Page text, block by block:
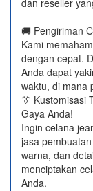
dan reseller
🚚 Pengiriman
Kami
dengan cepat.
Anda dapat
waktu, di mana
👔 Kustomisasi
Gaya Anda!
Ingin celana
jasa
warna, dan
menciptakan
Anda.